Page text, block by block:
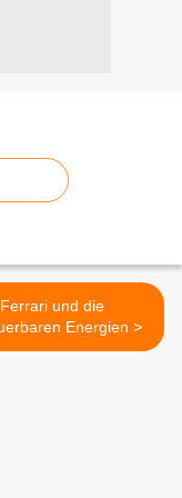
Ferrari und die
Erneuerbaren Energien >